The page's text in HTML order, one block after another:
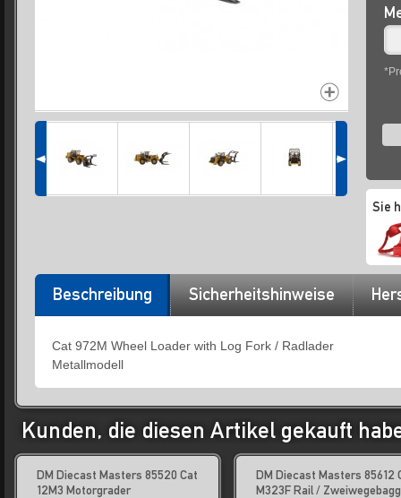
Sie
Beschreibung Sicherheitshinweise
Cat 972M Wheel Loader with Log Fork / Radlader
Metallmodell
Kunden, die diesen Artikel gekauft
DM Diecast Masters 85520 Cat
12M3 Motorgrader
DM Diecast Masters 85612
M323F Rail /